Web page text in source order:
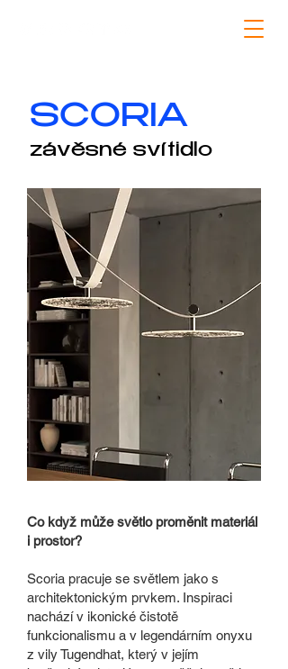
SCORIA
závěsné svítidlo
Co když může světlo proměnit materiál
i prostor?
Scoria pracuje se světlem jako s
architektonickým prvkem. Inspiraci
nachází v ikonické čistotě
funkcionalismu a v legendárním onyxu
z vily Tugendhat, který v jejím